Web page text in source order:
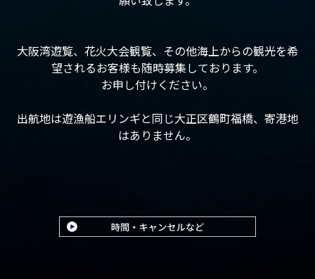
大阪湾遊覧、花火大会観覧、その他海上からの観光を希
望されるお客様も随時募集しております。
お申し付けください。
出航地は遊漁船エリンギと同じ大正区鶴町福橋、寄港地
はありません。